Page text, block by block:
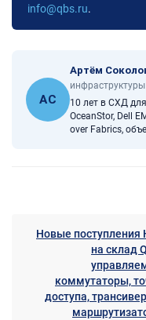
info@qbs.ru.
АС
Артём
инфраструктуры
10 лет в СХД
OceanStor, Dell
over Fabrics,
Новые поступления
на склад
коммутаторы,
доступа,